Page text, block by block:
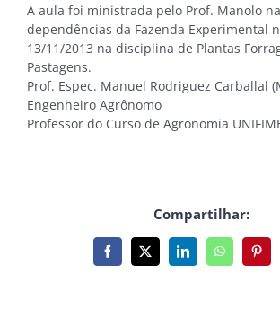
A aula foi ministrada pelo Prof. Manolo
dependências da Fazenda Experimental
13/11/2013 na disciplina de Plantas
Pastagens.
Prof. Espec. Manuel Rodriguez Carballal
Engenheiro Agrônomo
Professor do Curso de Agronomia
Compartilhar:
Facebook
X LinkedInWhatsApp